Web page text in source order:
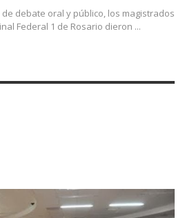
debate oral y público, los magistrados
Federal 1 de Rosario dieron ...